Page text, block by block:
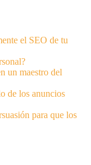
el SEO de tu
un maestro del
de los anuncios
para que los